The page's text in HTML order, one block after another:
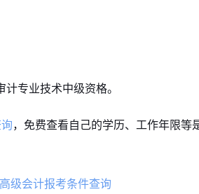
专业技术中级资格。
，免费查看自己的学历、工作年限等